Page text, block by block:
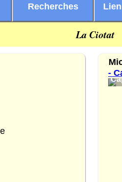
Recherches
La Ciotat
-